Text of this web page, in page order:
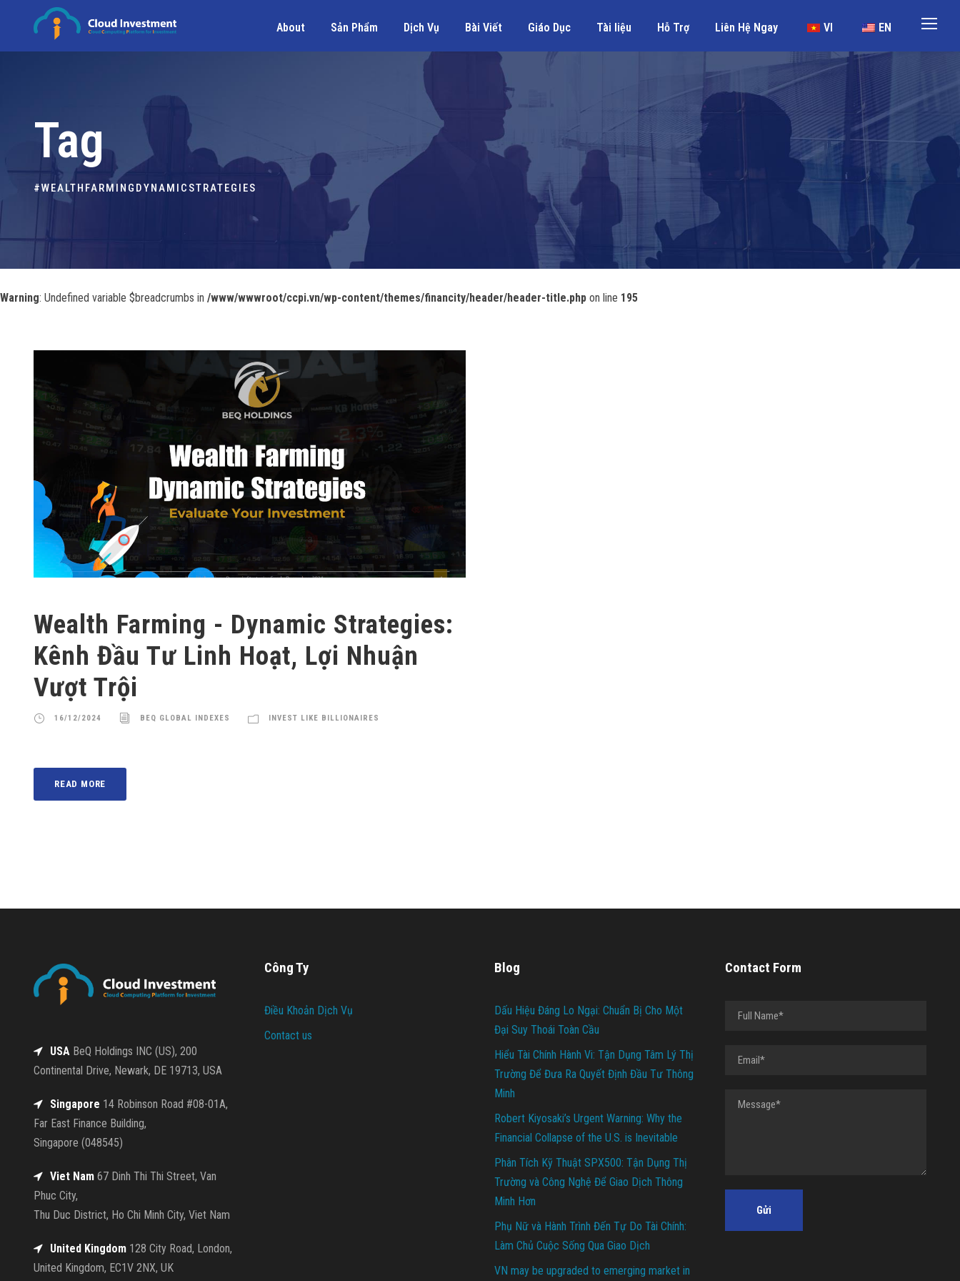
About Sản Phẩm Dịch Vụ Bài Viết Giáo Dục Tài liệu Hỗ Trợ Liên Hệ Ngay VI EN
Tag
#WEALTHFARMINGDYNAMICSTRATEGIES
Warning: Undefined variable $breadcrumbs in /www/wwwroot/ccpi.vn/wp-content/themes/financity/header/header-title.php on line 195
Wealth Farming - Dynamic Strategies:
Kênh Đầu Tư Linh Hoạt, Lợi Nhuận
Vượt Trội
16/12/2024 BEQ GLOBAL INDEXES INVEST LIKE BILLIONAIRES
READ MORE
USA BeQ Holdings INC (US), 200
Continental Drive, Newark, DE 19713, USA
Singapore 14 Robinson Road #08-01A,
Far East Finance Building,
Singapore (048545)
Viet Nam 67 Dinh Thi Thi Street, Van
Phuc City,
Thu Duc District, Ho Chi Minh City, Viet Nam
United Kingdom 128 City Road, London,
United Kingdom, EC1V 2NX, UK
Công Ty
Điều Khoản Dịch Vụ
Contact us
Blog
Dấu Hiệu Đáng Lo Ngại: Chuẩn Bị Cho Một
Đại Suy Thoái Toàn Cầu
Hiểu Tài Chính Hành Vi: Tận Dụng Tâm Lý Thị
Trường Để Đưa Ra Quyết Định Đầu Tư Thông
Minh
Robert Kiyosaki’s Urgent Warning: Why the
Financial Collapse of the U.S. is Inevitable
Phân Tích Kỹ Thuật SPX500: Tận Dụng Thị
Trường và Công Nghệ Để Giao Dịch Thông
Minh Hơn
Phụ Nữ và Hành Trình Đến Tự Do Tài Chính:
Làm Chủ Cuộc Sống Qua Giao Dịch
VN may be upgraded to emerging market in
Contact Form